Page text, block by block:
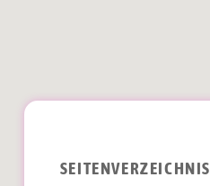
SEITENVERZEICHNIS